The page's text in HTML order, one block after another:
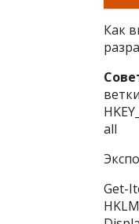
Как
ветки
all
Get-